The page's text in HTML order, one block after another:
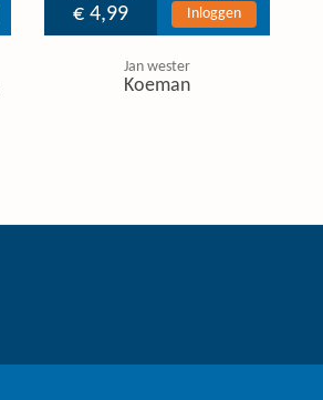
€ 4,99
Inloggen
Jan wester
Koeman